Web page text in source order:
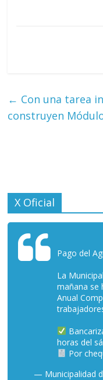
← Con una tarea
construyen
X Oficial
Pago del
La
mañana se
Anual
horas del
Por
— Municipalidad